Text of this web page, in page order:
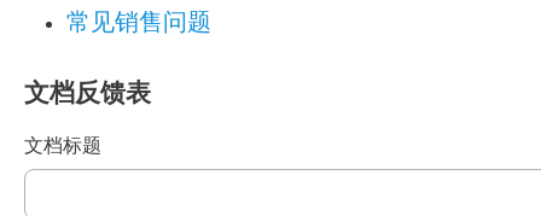
常见销售问题
文档反馈表
文档标题